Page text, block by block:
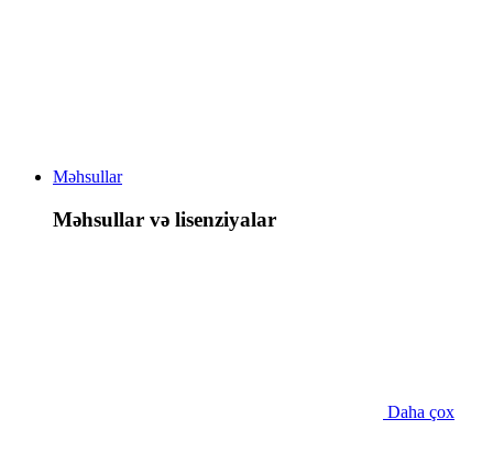
Məhsullar
Məhsullar və lisenziyalar
Daha çox